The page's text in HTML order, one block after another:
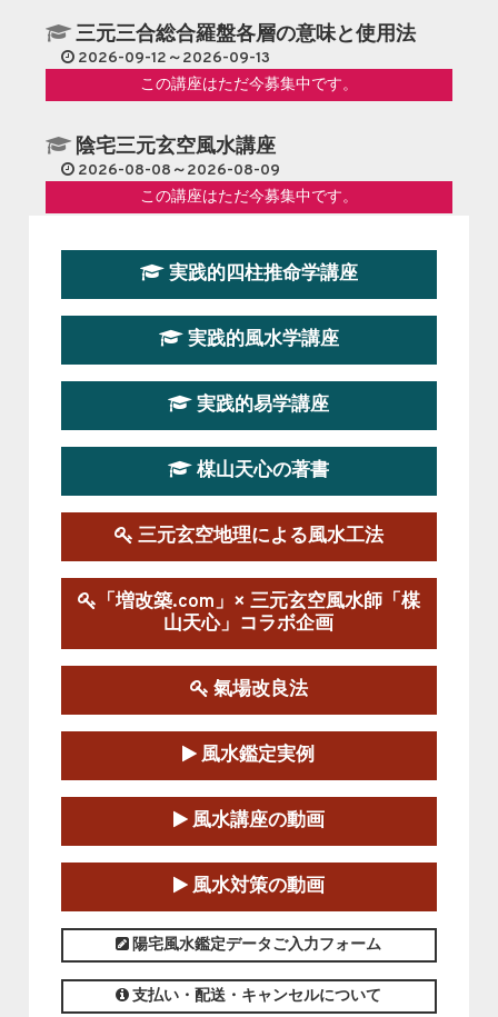
三元三合総合羅盤各層の意味と使用法
2026-09-12～2026-09-13
この講座はただ今募集中です。
陰宅三元玄空風水講座
2026-08-08～2026-08-09
この講座はただ今募集中です。
第１９期立命塾『実践的易学講座』
2026-08-22～2026-10-25
第19期立命塾実践的四柱推命学講座
2026-03-20～2026-07-19
第１９期立命塾実践的風水学講座
この講座の募集は終了しました。
陰宅三元玄空風水講座
2025-06-07～2025-06-08
この講座の募集は終了しました。
第１８期立命塾『実践的易学講座』
2025-06-21～2025-08-24
この講座の募集は終了しました。
第１８期立命塾「実践的四柱立命学（四
柱推命学）講座」
2025-01-11～2025-05-11
この講座の募集は終了しました。
実践的四柱推命学講座
実践的風水学講座
実践的易学講座
楳山天心の著書
三元玄空地理による風水工法
「増改築.com」× 三元玄空風水師「楳
山天心」コラボ企画
氣場改良法
風水鑑定実例
風水講座の動画
風水対策の動画
陽宅風水鑑定データご入力フォーム
支払い・配送・キャンセルについて